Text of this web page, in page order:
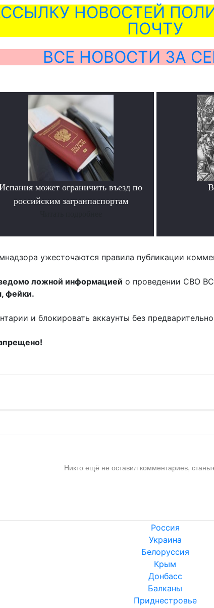
НОВОСТЕЙ
ПОЧТУ
ВСЕ НОВОСТИ ЗА
может ограничить въезд по
российским загранпаспортам
ужесточаются правила публикации
ложной информацией о проведении СВО
фейки.
и блокировать аккаунты без
Никто ещё не оставил комментариев,
Россия
Украина
Белоруссия
Крым
Донбасс
Балканы
Приднестровье